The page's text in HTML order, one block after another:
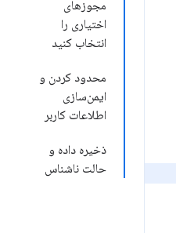
مجوزهای
اختیاری را
انتخاب کنید
محدود کردن و
ایمن‌سازی
اطلاعات کاربر
ذخیره داده و
حالت ناشناس